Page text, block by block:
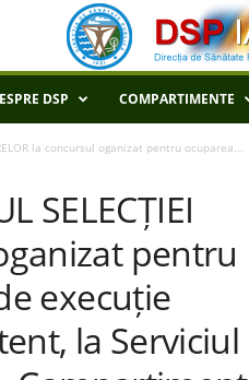
DSP COMPARTIMENTE
la concursul oganizat pentru ocuparea...
SELECȚIEI
pentru
execuție
la Serviciul